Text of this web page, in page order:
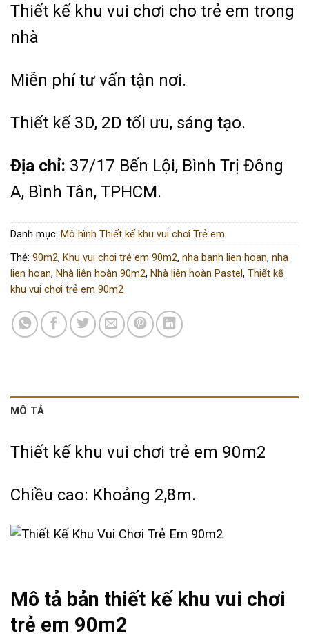
Thiết kế khu vui chơi cho trẻ em trong
nhà
Miễn phí tư vấn tận nơi.
Thiết kế 3D, 2D tối ưu, sáng tạo.
Địa chỉ: 37/17 Bến Lội, Bình Trị Đông
A, Bình Tân, TPHCM.
Danh mục: Mô hình Thiết kế khu vui chơi Trẻ em
Thẻ: 90m2, Khu vui chơi trẻ em 90m2, nha banh lien hoan, nha
lien hoan, Nhà liên hoàn 90m2, Nhà liên hoàn Pastel, Thiết kế
khu vui chơi trẻ em 90m2
MÔ TẢ
Thiết kế khu vui chơi trẻ em 90m2
Chiều cao: Khoảng 2,8m.
Mô tả bản thiết kế khu vui chơi
trẻ em 90m2